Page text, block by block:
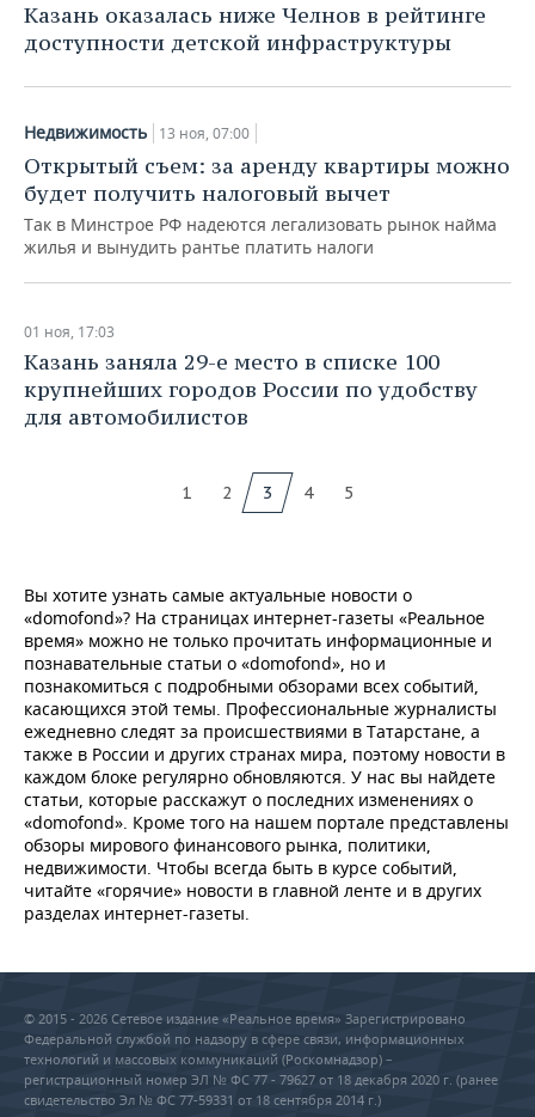
Казань оказалась ниже Челнов в рейтинге
доступности детской инфраструктуры
Недвижимость 13 ноя, 07:00
Открытый съем: за аренду квартиры можно
будет получить налоговый вычет
Так в Минстрое РФ надеются легализовать рынок найма
жилья и вынудить рантье платить налоги
01 ноя, 17:03
Казань заняла 29-е место в списке 100
крупнейших городов России по удобству
для автомобилистов
1 2 3 4 5
Вы хотите узнать самые актуальные новости о
«domofond»? На страницах интернет-газеты «Реальное
время» можно не только прочитать информационные и
познавательные статьи о «domofond», но и
познакомиться с подробными обзорами всех событий,
касающихся этой темы. Профессиональные журналисты
ежедневно следят за происшествиями в Татарстане, а
также в России и других странах мира, поэтому новости в
каждом блоке регулярно обновляются. У нас вы найдете
статьи, которые расскажут о последних изменениях о
«domofond». Кроме того на нашем портале представлены
обзоры мирового финансового рынка, политики,
недвижимости. Чтобы всегда быть в курсе событий,
читайте «горячие» новости в главной ленте и в других
разделах интернет-газеты.
© 2015 - 2026 Сетевое издание «Реальное время» Зарегистрировано
Федеральной службой по надзору в сфере связи, информационных
технологий и массовых коммуникаций (Роскомнадзор) –
регистрационный номер ЭЛ № ФС 77 - 79627 от 18 декабря 2020 г. (ранее
свидетельство Эл № ФС 77-59331 от 18 сентября 2014 г.)